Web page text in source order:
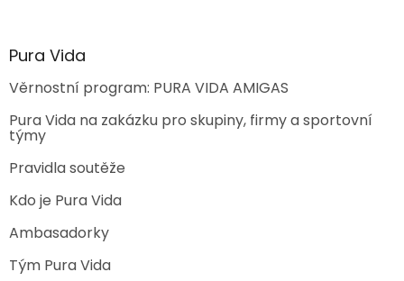
Pura Vida
Věrnostní program: PURA VIDA AMIGAS
Pura Vida na zakázku pro skupiny, firmy a sportovní
týmy
Pravidla soutěže
Kdo je Pura Vida
Ambasadorky
Tým Pura Vida